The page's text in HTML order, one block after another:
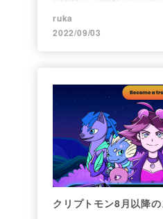
ruka
2022/09/03
クリプトモン8月以降